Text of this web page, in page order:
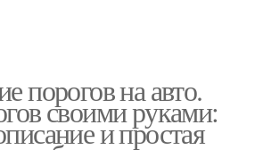
порогов на авто.
своими руками:
и простая